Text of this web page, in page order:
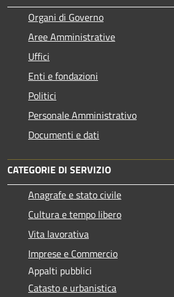
Organi di Governo
Aree Amministrative
Uffici
Enti e fondazioni
Politici
Personale Amministrativo
Documenti e dati
CATEGORIE DI SERVIZIO
Anagrafe e stato civile
Cultura e tempo libero
Vita lavorativa
Imprese e Commercio
Appalti pubblici
Catasto e urbanistica